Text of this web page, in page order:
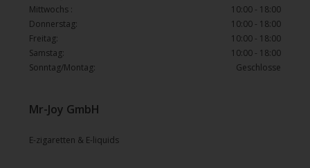
Mr-Joy GmbH
E-zigaretten & E-liquids
Mittwochs :
10:00 - 18:00
Donnerstag:
10:00 - 18:00
Freitag:
10:00 - 18:00
Samstag:
10:00 - 18:00
Sonntag/Montag:
Geschlosse